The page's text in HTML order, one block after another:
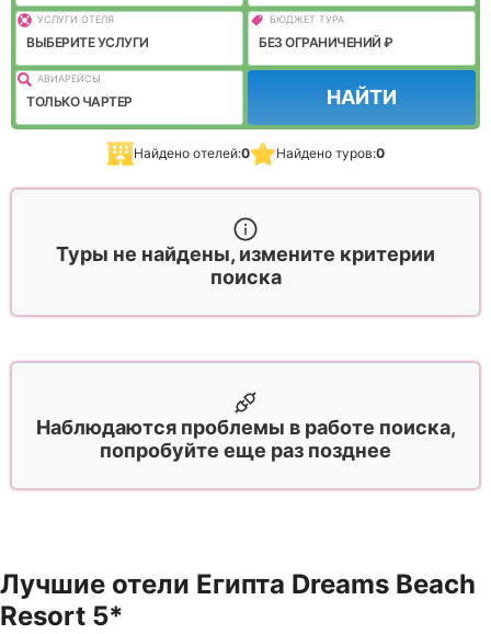
УСЛУГИ ОТЕЛЯ
ВЫБЕРИТЕ УСЛУГИ
БЮДЖЕТ ТУРА
БЕЗ ОГРАНИЧЕНИЙ ₽
АВИАРЕЙСЫ
ТОЛЬКО ЧАРТЕР НАЙТИ
Найдено отелей:0 Найдено туров:0
Туры не найдены, измените критерии
поиска
Наблюдаются проблемы в работе поиска,
попробуйте еще раз позднее
Лучшие отели Египта Dreams Beach
Resort 5*